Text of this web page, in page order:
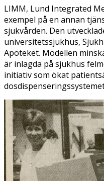
LIMM, Lund Integrated
exempel på en annan
sjukvården. Den
universitetssjukhus,
Apoteket. Modellen
är inlagda på sjukhus
initiativ som ökat